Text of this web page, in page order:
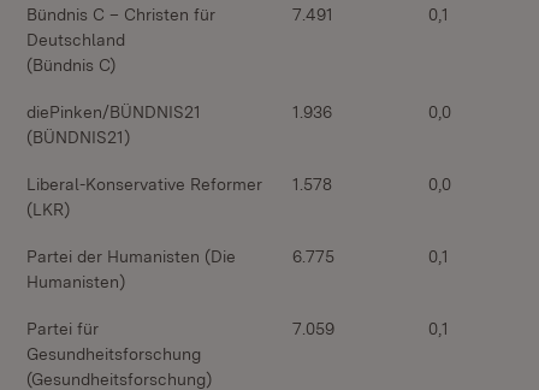
Bündnis C – Christen für
Deutschland
(Bündnis C)
7.491 0,1
diePinken/BÜNDNIS21
(BÜNDNIS21)
1.936 0,0
Liberal-Konservative Reformer
(LKR)
1.578 0,0
Partei der Humanisten (Die
Humanisten)
6.775 0,1
Partei für
Gesundheitsforschung
(Gesundheitsforschung)
7.059 0,1